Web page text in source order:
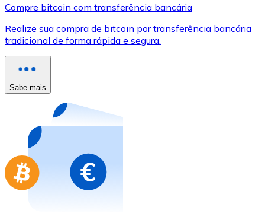
Use cartões Visa e Mastercard para comprar
Comprar com cartão
Compre cartões-presente das suas marcas favoritas
Ir para a loja de cartões-presente
Compre bitcoin com transferência bancária
Realize sua compra de bitcoin por transferência bancária
tradicional de forma rápida e segura.
Sabe mais